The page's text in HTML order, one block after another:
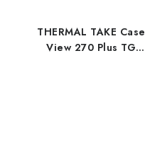
THERMAL TAKE Case
View 270 Plus TG